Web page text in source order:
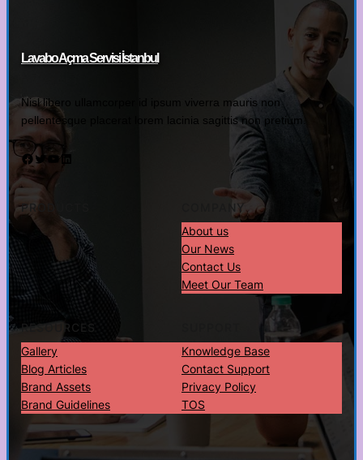
Lavabo Açma Servisi İstanbul
Nisl libero ullamcorper id ipsum viverra mauris non
pellentesque placerat lorem lacinia sagittis non pretium.
Facebook Twitter YouTube LinkedIn
PRODUCTS
COMPANY
About us
Our News
Contact Us
Meet Our Team
RESOURCES
Gallery
Blog Articles
Brand Assets
Brand Guidelines
Knowledge Base
Contact Support
Privacy Policy
TOS